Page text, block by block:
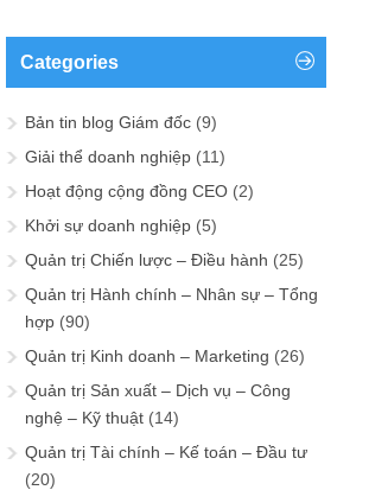
Categories
Bản tin blog Giám đốc (9)
Giải thể doanh nghiệp (11)
Hoạt động cộng đồng CEO (2)
Khởi sự doanh nghiệp (5)
Quản trị Chiến lược – Điều hành (25)
Quản trị Hành chính – Nhân sự – Tổng
hợp (90)
Quản trị Kinh doanh – Marketing (26)
Quản trị Sản xuất – Dịch vụ – Công
nghệ – Kỹ thuật (14)
Quản trị Tài chính – Kế toán – Đầu tư
(20)